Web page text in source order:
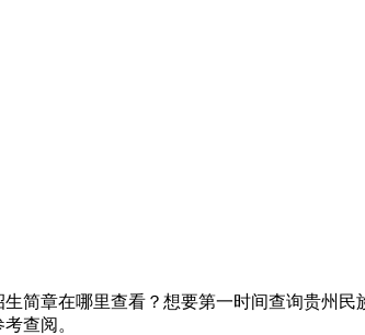
简章在哪里查看？想要第一时间查询贵州
查阅。